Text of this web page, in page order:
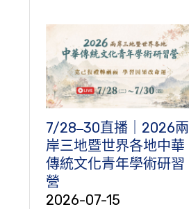
7/28‒30直播｜2026兩
岸三地暨世界各地中華
傳統文化青年學術研習
營
2026-07-15